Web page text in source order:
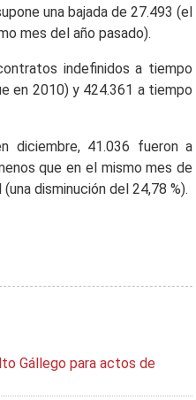
una bajada de 27.493 (el
mes del año pasado).
indefinidos a tiempo
en 2010) y 424.361 a tiempo
diciembre, 41.036 fueron a
que en el mismo mes de
disminución del 24,78 %).
Gállego para actos de